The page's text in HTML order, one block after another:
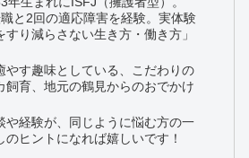
と2回の適応障害を経験。実体験
り減らさない生き方・働き方」
やす趣味としている、こだわりの
飼育、地元の鶴見からのおでかけ
や経験が、同じように悩む方の一
ヒントになれば嬉しいです！